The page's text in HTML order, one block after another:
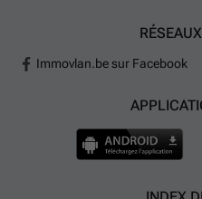
Immovlan.be sur Facebook